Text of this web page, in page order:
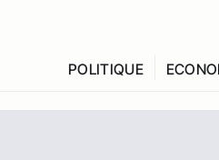
POLITIQUE